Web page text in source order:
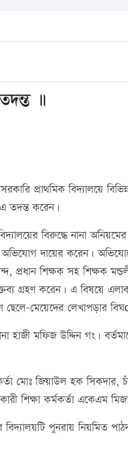
॥
প্রাথমিক বিদ্যালয়ে
তদন্ত করেন।
বিরুদ্ধে নানা
অভিযোগ দায়ের করেন।
প্রধান শিক্ষক সহ শিক্ষক
গ্রহণ করেন। এ বিষয়ে
ছেলে-মেয়েদের লেখাপড়ার
হাজী মফিজ উদ্দিন গং।
মোঃ জিয়াউল হক
শিক্ষা কর্মকর্তা একেএম
পুনরায় নিয়মিত